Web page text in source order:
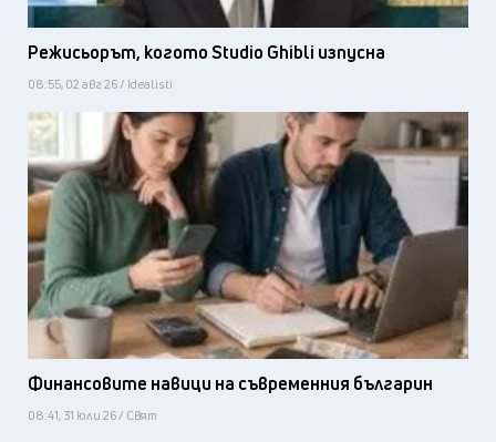
Режисьорът, когото Studio Ghibli изпусна
08:55, 02 авг 26 / Idealisti
Финансовите навици на съвременния българин
08:41, 31 юли 26 / Свят